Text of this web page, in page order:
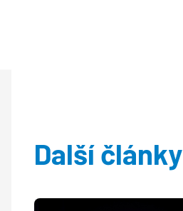
Další články